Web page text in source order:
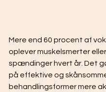
Mere end 60 procent af
oplever muskelsmerter eller
spændinger hvert år. Det
på effektive og
behandlingsformer mere